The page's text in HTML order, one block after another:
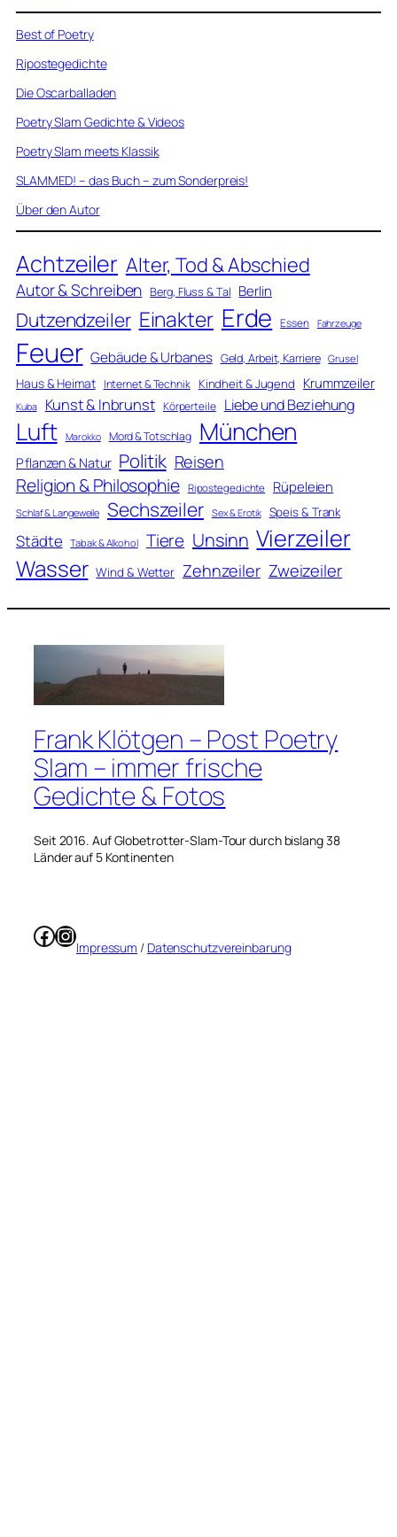
Best of Poetry
Ripostegedichte
Die Oscarballaden
Poetry Slam Gedichte & Videos
Poetry Slam meets Klassik
SLAMMED! – das Buch – zum Sonderpreis!
Über den Autor
Achtzeiler Alter, Tod & Abschied
Autor & Schreiben Berg, Fluss & Tal Berlin
Dutzendzeiler Einakter Erde Essen Fahrzeuge
Feuer Gebäude & Urbanes Geld, Arbeit, Karriere Grusel
Haus & Heimat Internet & Technik Kindheit & Jugend Krummzeiler
Kuba Kunst & Inbrunst Körperteile Liebe und Beziehung
Luft Marokko Mord & Totschlag München
Pflanzen & Natur Politik Reisen
Religion & Philosophie Ripostegedichte Rüpeleien
Schlaf & Langeweile Sechszeiler Sex & Erotik Speis & Trank
Städte Tabak & Alkohol Tiere Unsinn Vierzeiler
Wasser Wind & Wetter Zehnzeiler Zweizeiler
Frank Klötgen – Post Poetry
Slam – immer frische
Gedichte & Fotos
Seit 2016. Auf Globetrotter-Slam-Tour durch bislang 38
Länder auf 5 Kontinenten
Facebook
Instagram
Impressum / Datenschutzvereinbarung